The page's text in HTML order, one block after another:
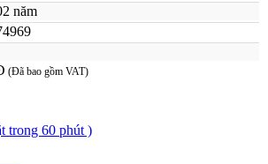
năm
(Đã bao gồm VAT)
trong 60 phút )